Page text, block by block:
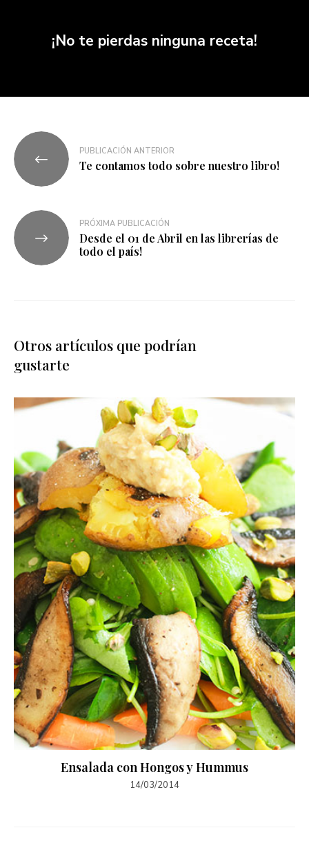
¡No te pierdas ninguna receta!
PUBLICACIÓN ANTERIOR
Te contamos todo sobre nuestro libro!
PRÓXIMA PUBLICACIÓN
Desde el 01 de Abril en las librerías de
todo el país!
Otros artículos que podrían
gustarte
Ensalada con Hongos y Hummus
14/03/2014